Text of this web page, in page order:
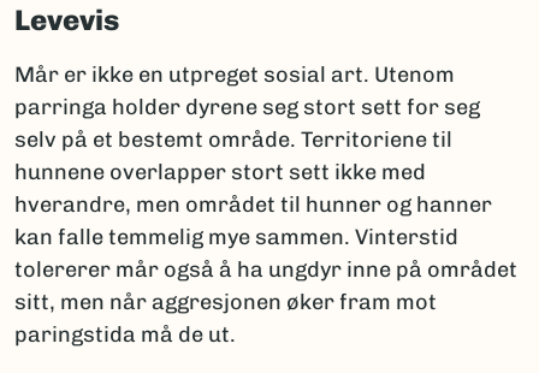
Levevis
Mår er ikke en utpreget sosial art. Utenom
parringa holder dyrene seg stort sett for seg
selv på et bestemt område. Territoriene til
hunnene overlapper stort sett ikke med
hverandre, men området til hunner og hanner
kan falle temmelig mye sammen. Vinterstid
tolererer mår også å ha ungdyr inne på området
sitt, men når aggresjonen øker fram mot
paringstida må de ut.